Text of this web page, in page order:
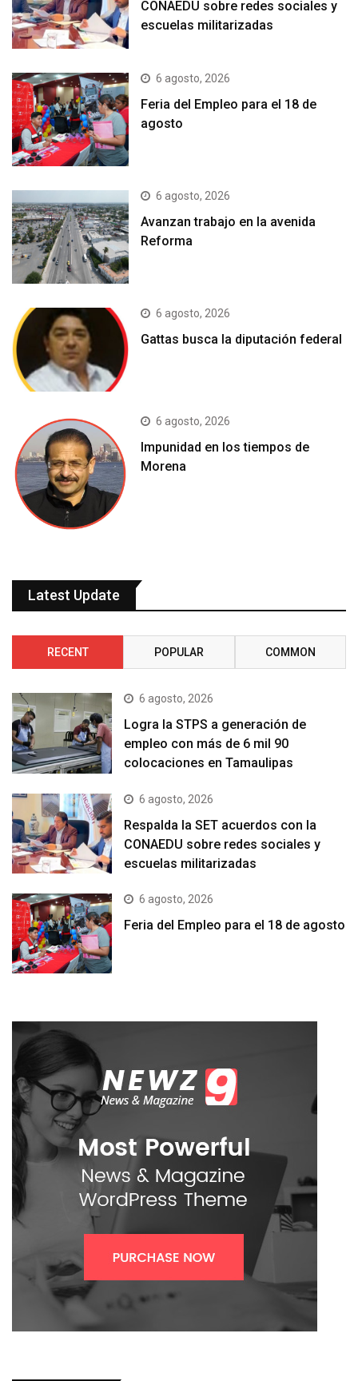
CONAEDU sobre redes sociales y
escuelas militarizadas
6 agosto, 2026
Feria del Empleo para el 18 de
agosto
6 agosto, 2026
Avanzan trabajo en la avenida
Reforma
6 agosto, 2026
Gattas busca la diputación federal
6 agosto, 2026
Impunidad en los tiempos de
Morena
Latest Update
RECENT POPULAR COMMON
6 agosto, 2026
Logra la STPS a generación de
empleo con más de 6 mil 90
colocaciones en Tamaulipas
6 agosto, 2026
Respalda la SET acuerdos con la
CONAEDU sobre redes sociales y
escuelas militarizadas
6 agosto, 2026
Feria del Empleo para el 18 de agosto